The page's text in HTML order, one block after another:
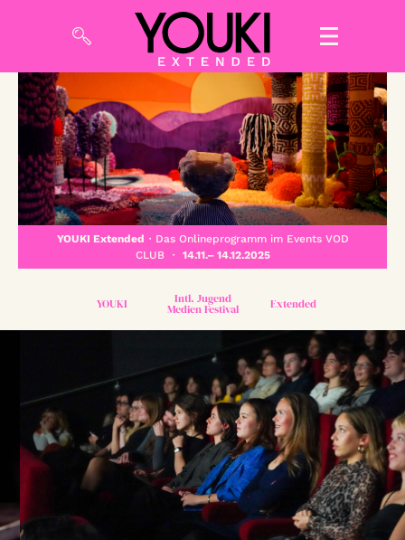
Zum KINO VOD CLUB
Tickets
Meine Events
So geht’s
Account
Suche
YOUKI Extended ・Das Onlineprogramm im Events VOD
CLUB ・ 14.11.– 14.12.2025
YOUKI Intl. Jugend
Medien Festival Extended